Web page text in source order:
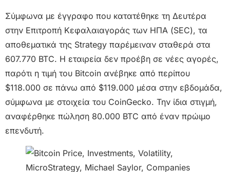
Σύμφωνα με έγγραφο που κατατέθηκε τη Δευτέρα
στην Επιτροπή Κεφαλαιαγοράς των ΗΠΑ (SEC), τα
αποθεματικά της Strategy παρέμειναν σταθερά στα
607.770 BTC. Η εταιρεία δεν προέβη σε νέες αγορές,
παρότι η τιμή του Bitcoin ανέβηκε από περίπου
$118.000 σε πάνω από $119.000 μέσα στην εβδομάδα,
σύμφωνα με στοιχεία του CoinGecko. Την ίδια στιγμή,
αναφέρθηκε πώληση 80.000 BTC από έναν πρώιμο
επενδυτή.